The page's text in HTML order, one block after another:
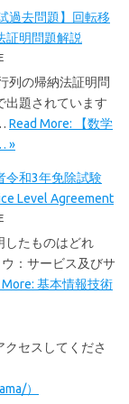
過去問題】回転移
証明問題解説
列の帰納法証明問
出題されています
Read More: 【数学
»
令和3年免除試験
Level Agreement
したものはどれ
：サービス及びサ
More: 基本情報技術
セスしてくださ
）